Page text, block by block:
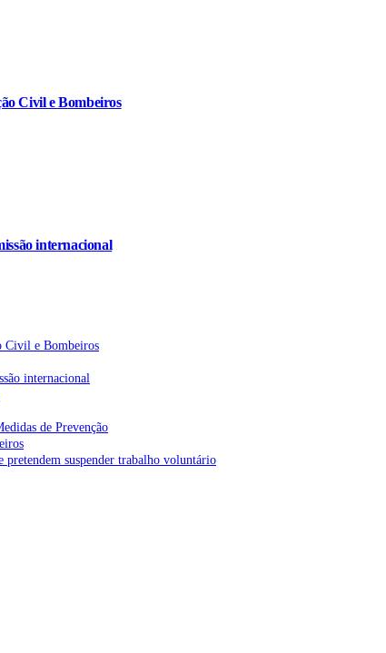
Civil e Bombeiros
internacional
Civil e Bombeiros
internacional
de Prevenção
pretendem suspender trabalho voluntário